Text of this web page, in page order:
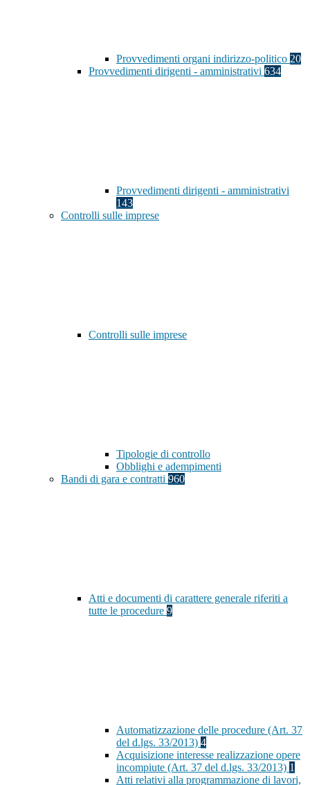
Provvedimenti organi indirizzo-politico 20
Provvedimenti dirigenti - amministrativi 634
Provvedimenti dirigenti - amministrativi
143
Controlli sulle imprese
Controlli sulle imprese
Tipologie di controllo
Obblighi e adempimenti
Bandi di gara e contratti 960
Atti e documenti di carattere generale riferiti a
tutte le procedure 9
Automatizzazione delle procedure (Art. 37
del d.lgs. 33/2013) 4
Acquisizione interesse realizzazione opere
incompiute (Art. 37 del d.lgs. 33/2013) 1
Atti relativi alla programmazione di lavori,